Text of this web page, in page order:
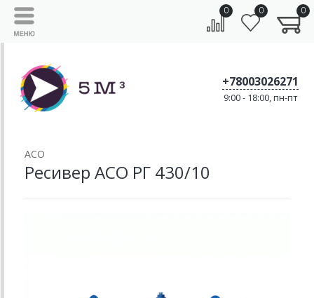
0 0 0
+78003026271
9:00 - 18:00, пн-пт
АСО
Ресивер АСО РГ 430/10